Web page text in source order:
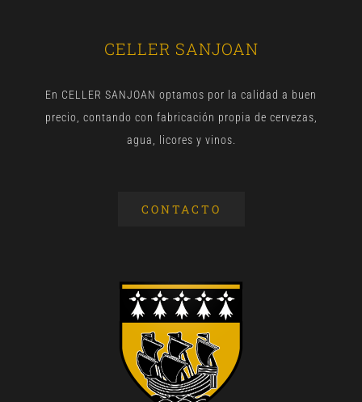
CELLER SANJOAN
En CELLER SANJOAN optamos por la calidad a buen
precio, contando con fabricación propia de cervezas,
agua, licores y vinos.
CONTACTO